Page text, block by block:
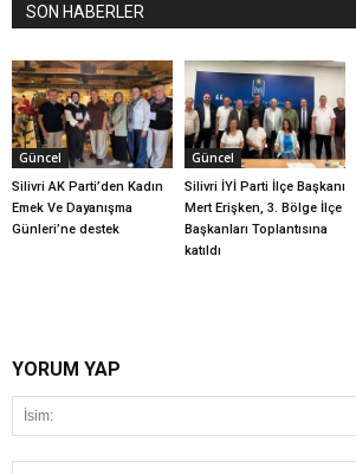
SON HABERLER
Güncel
Silivri AK Parti’den Kadın
Emek Ve Dayanışma
Günleri’ne destek
Güncel
Silivri İYİ Parti İlçe Başkanı
Mert Erişken, 3. Bölge İlçe
Başkanları Toplantısına
katıldı
YORUM YAP